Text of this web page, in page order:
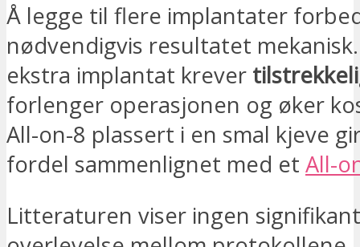
Å legge til flere implantater
nødvendigvis resultatet
ekstra implantat krever
forlenger operasjonen og øker
All-on-8 plassert i en smal kjeve
fordel sammenlignet med et All-
Litteraturen viser ingen